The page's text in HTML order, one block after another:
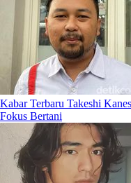
Kabar Terbaru Takeshi
Fokus Bertani